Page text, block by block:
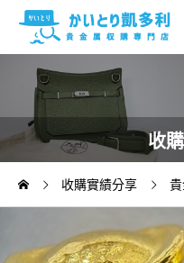
收
收購實績分享